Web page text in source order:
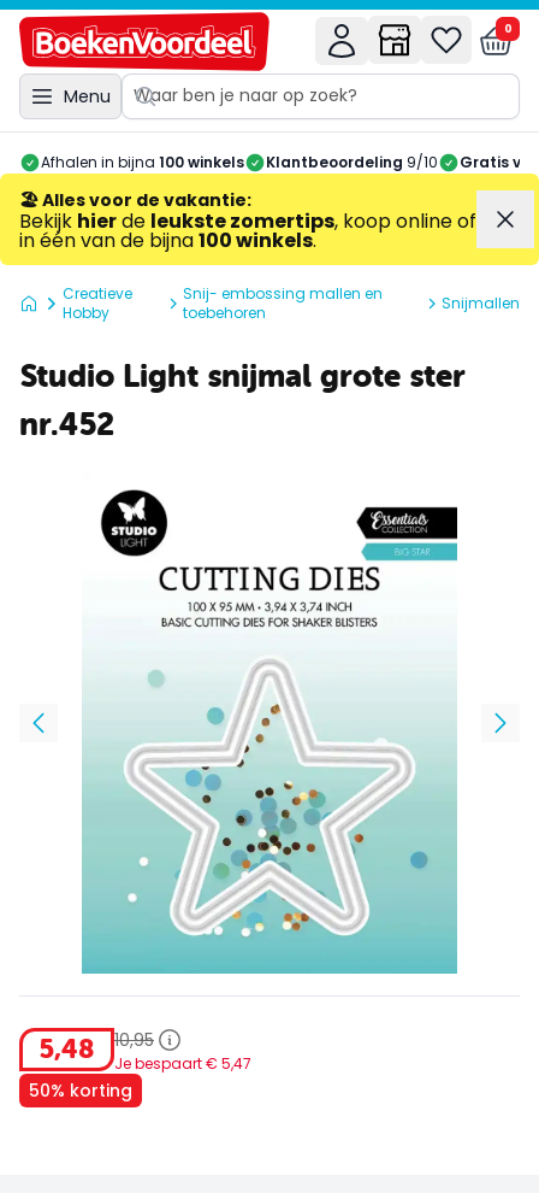
Menu
0
Afhalen in bijna 100 winkels Klantbeoordeling 9/10 Gratis
🏖️ Alles voor de vakantie:
Bekijk hierde leukste zomertips, koop online of
in één van de bijna100 winkels.
Creatieve
Hobby
Snij- embossing mallen en
toebehoren
Snijmallen
Studio Light snijmal grote ster
nr.452
5,48 10,95
Je bespaart € 5,47
50% korting